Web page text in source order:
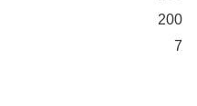
200
7